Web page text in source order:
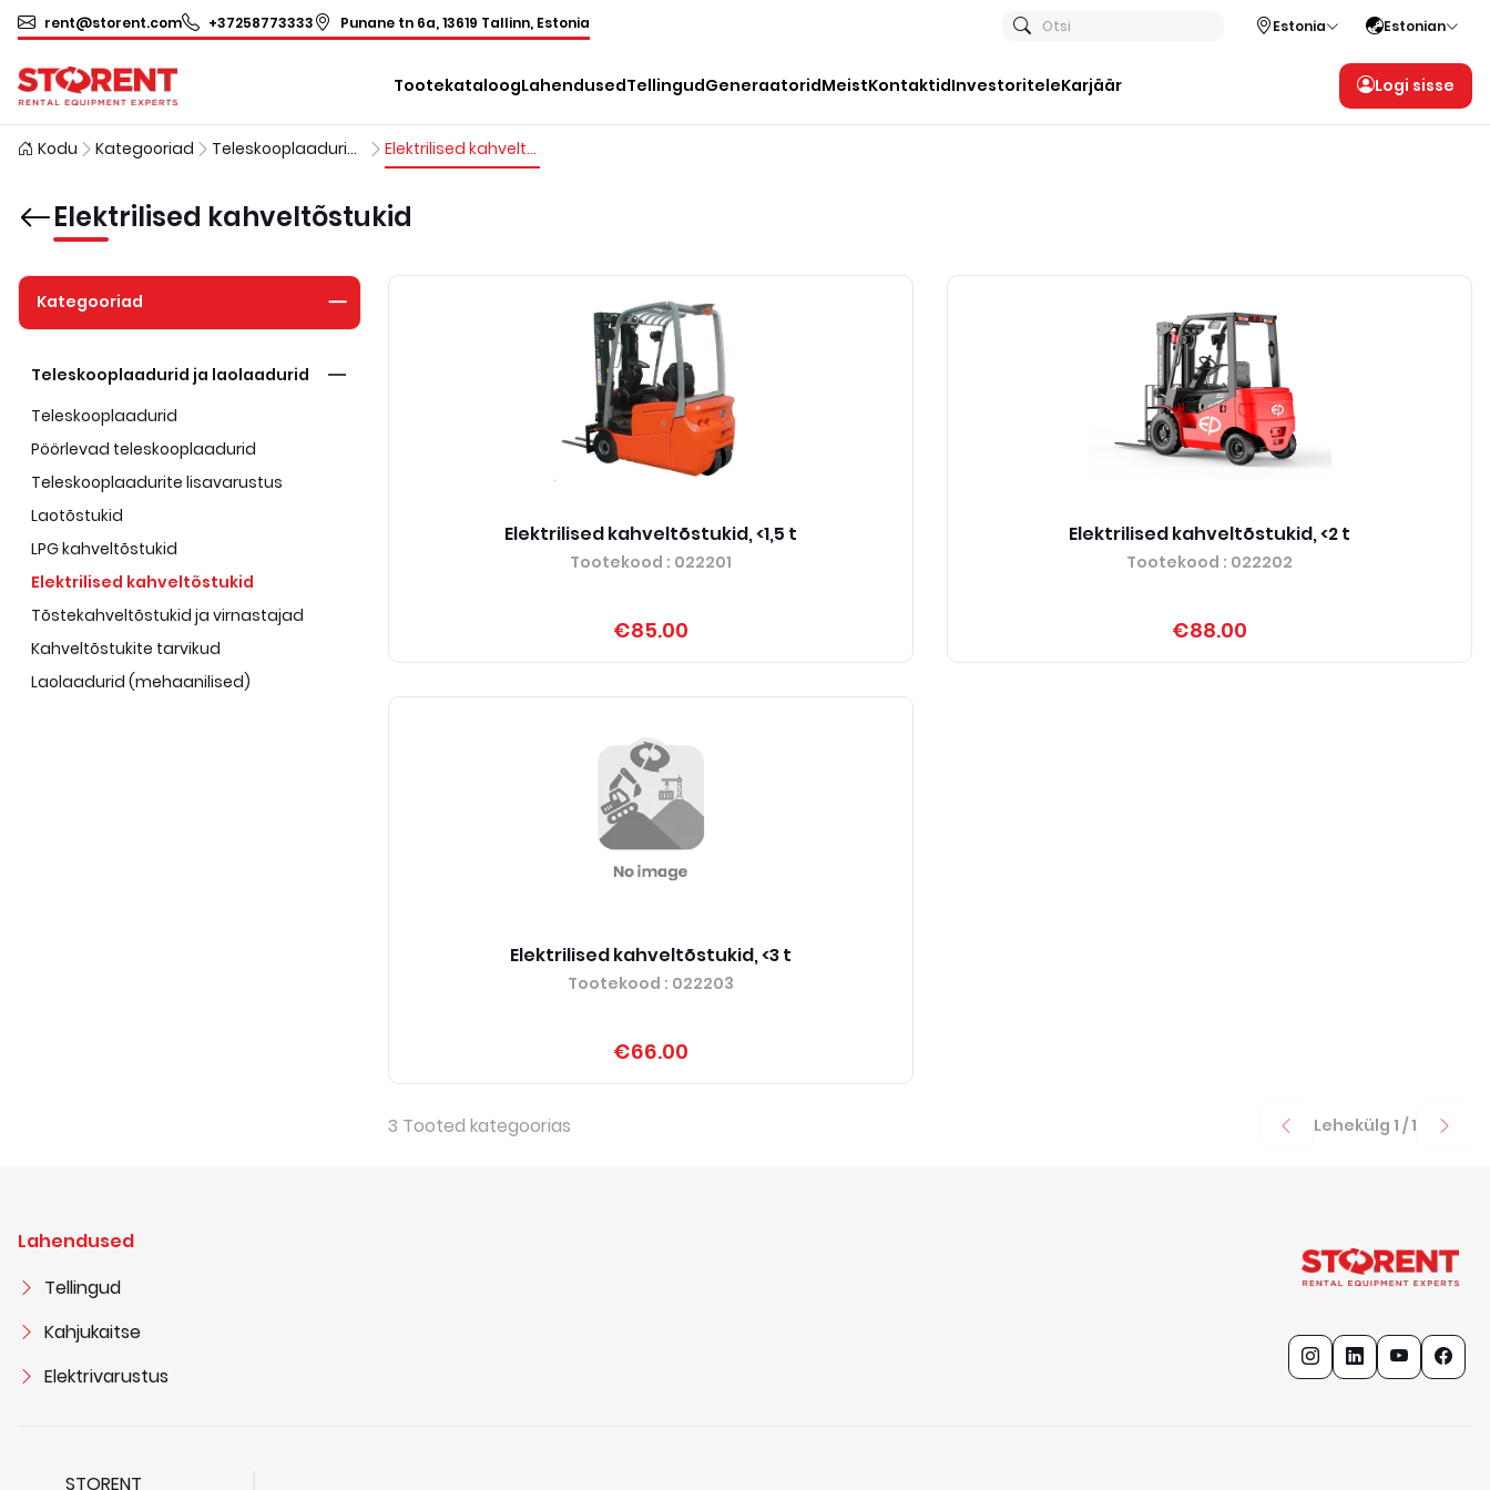
rent@storent.com +37258773333 Punane tn 6a, 13619 Tallinn, Estonia Otsi Estonia Estonian
TootekataloogLahendusedTellingudGeneraatoridMeistKontaktidInvestoriteleKarjäär Logi sisse
Kodu Kategooriad Teleskooplaadurid ja laolaadurid Elektrilised kahveltõstukid
Elektrilised kahveltõstukid
Kategooriad
Teleskooplaadurid ja laolaadurid
Teleskooplaadurid
Pöörlevad teleskooplaadurid
Teleskooplaadurite lisavarustus
Laotõstukid
LPG kahveltõstukid
Elektrilised kahveltõstukid
Tõstekahveltõstukid ja virnastajad
Kahveltõstukite tarvikud
Laolaadurid (mehaanilised)
Elektrilised kahveltõstukid, <1,5 t
Tootekood : 022201
€85.00
Elektrilised kahveltõstukid, <2 t
Tootekood : 022202
€88.00
Elektrilised kahveltõstukid, <3 t
Tootekood : 022203
€66.00
3 Tooted kategoorias Lehekülg 1 /1
Lahendused
Tellingud
Kahjukaitse
Elektrivarustus
STORENT